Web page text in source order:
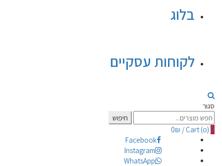
בלוג
לקוחות עסקיים
סגור
Search
for:
חיפוש
Cart (o) 0
/
0₪
Facebook
Instagram
WhatsApp